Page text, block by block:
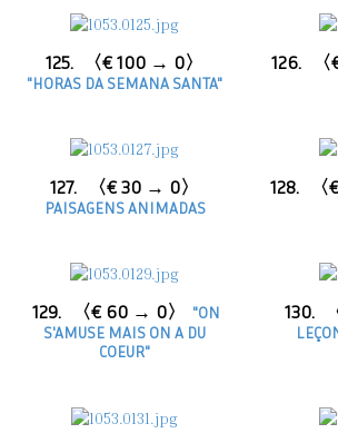
125. 〈€ 100 → 0〉
"HORAS DA SEMANA SANTA"
126.
127. 〈€ 30 → 0〉
PAISAGENS ANIMADAS
128.
129. 〈€ 60 → 0〉
"ON
S'AMUSE MAIS ON A DU
COEUR"
130.